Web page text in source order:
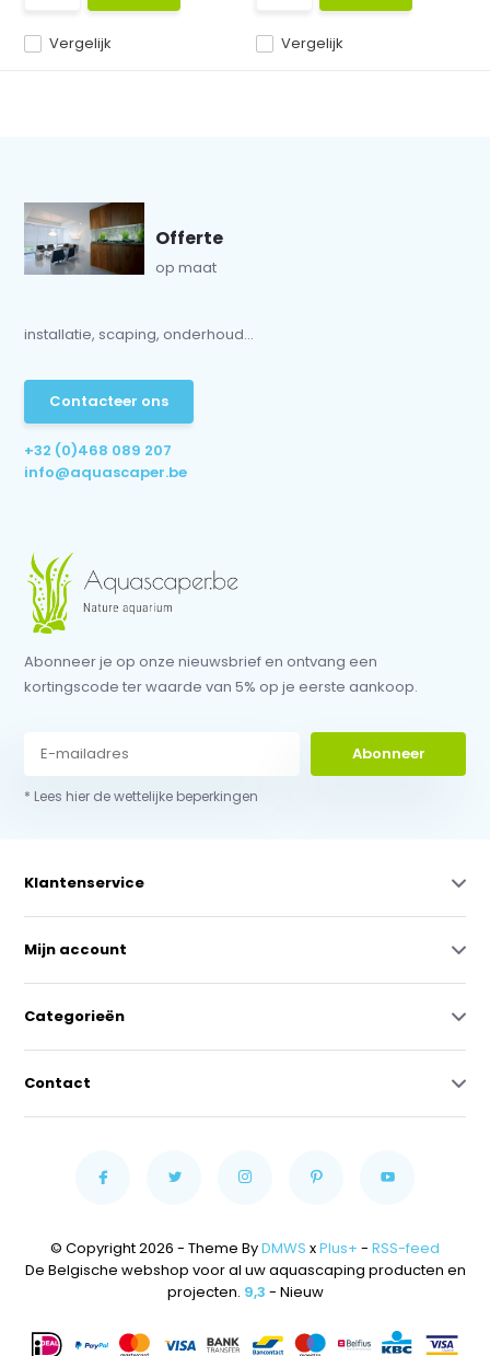
Vergelijk Vergelijk
Offerte
op maat
installatie, scaping, onderhoud...
Contacteer ons
+32 (0)468 089 207
info@aquascaper.be
Abonneer je op onze nieuwsbrief en ontvang een
kortingscode ter waarde van 5% op je eerste aankoop.
Abonneer
* Lees hier de wettelijke beperkingen
Klantenservice
Mijn account
Categorieën
Contact
© Copyright 2026 - Theme ByDMWS xPlus+ - RSS-feed
De Belgische webshop voor al uw aquascaping producten en
projecten. 9,3 - Nieuw